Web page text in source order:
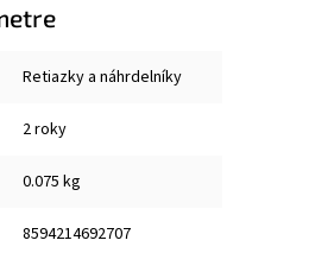
Retiazky a náhrdelníky
2 roky
0.075 kg
8594214692707